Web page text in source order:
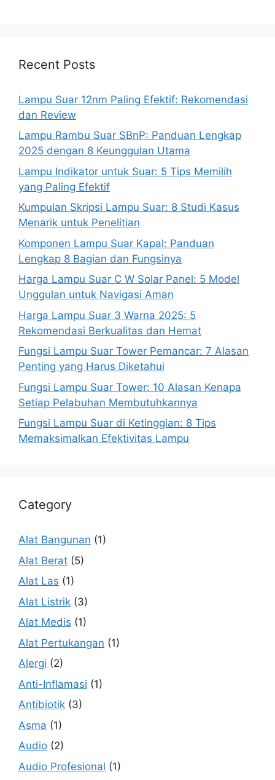
Recent Posts
Lampu Suar 12nm Paling Efektif: Rekomendasi
dan Review
Lampu Rambu Suar SBnP: Panduan Lengkap
2025 dengan 8 Keunggulan Utama
Lampu Indikator untuk Suar: 5 Tips Memilih
yang Paling Efektif
Kumpulan Skripsi Lampu Suar: 8 Studi Kasus
Menarik untuk Penelitian
Komponen Lampu Suar Kapal: Panduan
Lengkap 8 Bagian dan Fungsinya
Harga Lampu Suar C W Solar Panel: 5 Model
Unggulan untuk Navigasi Aman
Harga Lampu Suar 3 Warna 2025: 5
Rekomendasi Berkualitas dan Hemat
Fungsi Lampu Suar Tower Pemancar: 7 Alasan
Penting yang Harus Diketahui
Fungsi Lampu Suar Tower: 10 Alasan Kenapa
Setiap Pelabuhan Membutuhkannya
Fungsi Lampu Suar di Ketinggian: 8 Tips
Memaksimalkan Efektivitas Lampu
Category
Alat Bangunan (1)
Alat Berat (5)
Alat Las (1)
Alat Listrik (3)
Alat Medis (1)
Alat Pertukangan (1)
Alergi (2)
Anti-Inflamasi (1)
Antibiotik (3)
Asma (1)
Audio (2)
Audio Profesional (1)